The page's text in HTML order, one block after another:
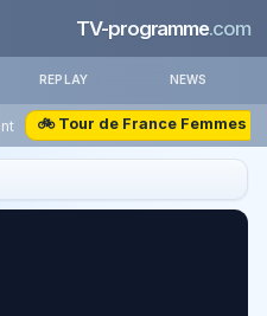
TV-programme.com
REPLAY NEWS
🚲 Tour de France Femmes